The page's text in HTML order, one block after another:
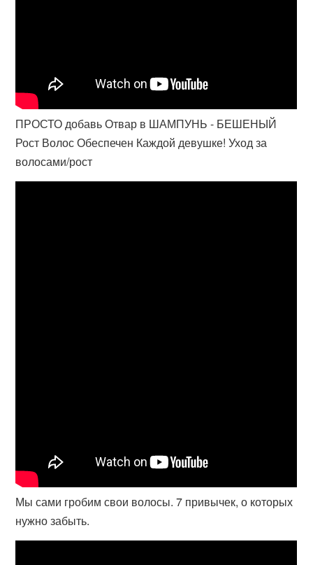
ПРОСТО добавь Отвар в ШАМПУНЬ - БЕШЕНЫЙ
Рост Волос Обеспечен Каждой девушке! Уход за
волосами/рост
Мы сами гробим свои волосы. 7 привычек, о которых
нужно забыть.